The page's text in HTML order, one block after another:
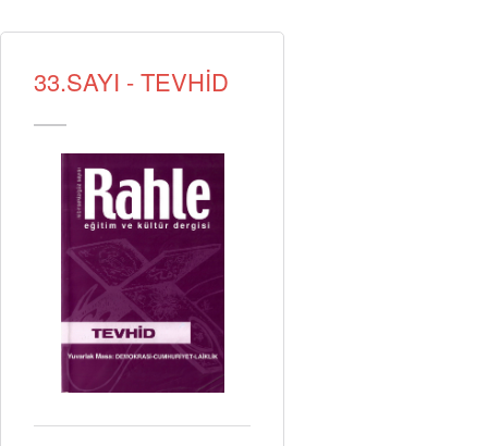
33.SAYI - TEVHİD